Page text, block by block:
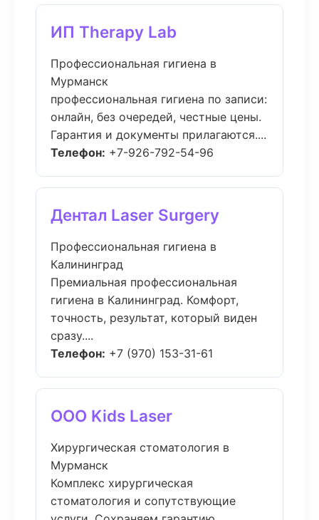
ИП Therapy Lab
Профессиональная гигиена в
Мурманск
профессиональная гигиена по записи:
онлайн, без очередей, честные цены.
Гарантия и документы прилагаются....
Телефон: +7-926-792-54-96
Дентал Laser Surgery
Профессиональная гигиена в
Калининград
Премиальная профессиональная
гигиена в Калининград. Комфорт,
точность, результат, который виден
сразу....
Телефон: +7 (970) 153-31-61
ООО Kids Laser
Хирургическая стоматология в
Мурманск
Комплекс хирургическая
стоматология и сопутствующие